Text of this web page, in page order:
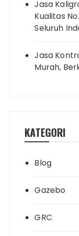
Jasa
Kualitas
Seluruh
Jasa
Murah,
KATEGORI
Blog
Gazebo
GRC